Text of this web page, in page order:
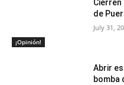
¡Opinión!
de
July 31,
Abrir
bomba